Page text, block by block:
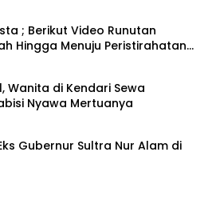
; Berikut Video Runutan
Hingga Menuju Peristirahatan
Wanita di Kendari Sewa
Nyawa Mertuanya
Gubernur Sultra Nur Alam di